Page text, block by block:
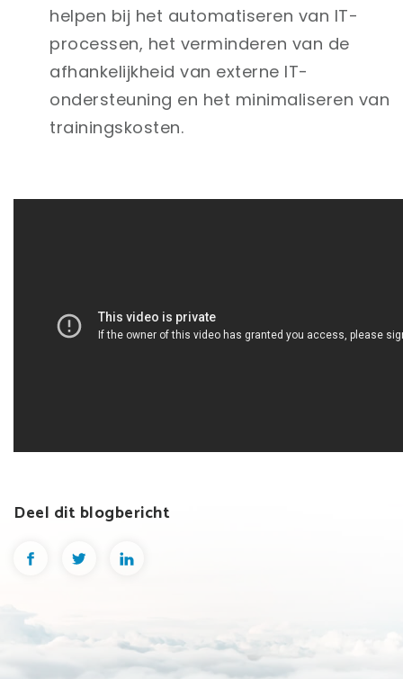
helpen bij het automatiseren van IT-
processen, het verminderen van de
afhankelijkheid van externe IT-
ondersteuning en het minimaliseren van
trainingskosten.
Deel dit blogbericht